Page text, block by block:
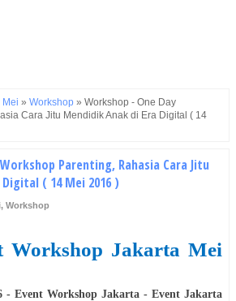
Mei » Workshop » Workshop - One Day
Cara Jitu Mendidik Anak di Era Digital ( 14
Parenting, Rahasia Cara Jitu
( 14 Mei 2016 )
, Workshop
Workshop Jakarta Mei
- Event Workshop Jakarta - Event Jakarta